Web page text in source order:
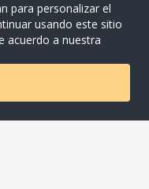
para personalizar el
usando este sitio
acuerdo a nuestra